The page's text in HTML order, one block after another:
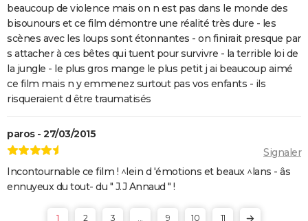
Furiosa : que vaut le prequel de "Mad Max Fury
Road" ? Notre critique
The Batman : intrigue, casting, avis, streaming,
bande-annonce...
Piège de cristal
Batman v Superman : le crossover de super-héros a-
Morbius : y a-t-il une scène post-générique à la fin du
Spider-Man No Way Home : où voir le film en VOD
beaucoup de violence mais on n est pas dans le monde des
bisounours et ce film démontre une réalité très dure - les
scènes avec les loups sont étonnantes - on finirait presque par
s attacher à ces bêtes qui tuent pour survivre - la terrible loi de
la jungle - le plus gros mange le plus petit j ai beaucoup aimé
ce film mais n y emmenez surtout pas vos enfants - ils
risqueraient d être traumatisés
paros - 27/03/2015
Signaler
Incontournable ce film ! ^lein d 'émotions et beaux ^lans - âs
ennuyeux du tout- du " J.J Annaud " !
1 2 3 9 10 11